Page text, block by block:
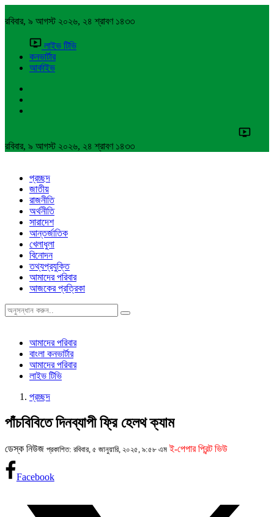
রবিবার, ৯ আগস্ট ২০২৬, ২৪ শ্রাবণ ১৪৩৩
লাইভ টিভি
কনভার্টার
আর্কাইভ
রবিবার, ৯ আগস্ট ২০২৬, ২৪ শ্রাবণ ১৪৩৩
প্রচ্ছদ
জাতীয়
রাজনীতি
অর্থনীতি
সারাদেশ
আন্তর্জাতিক
খেলাধুলা
বিনোদন
তথ্যপ্রযুক্তি
আমাদের পরিবার
আজকের প্রত্রিকা
আমাদের পরিবার
বাংলা কনভার্টার
আমাদের পরিবার
লাইভ টিভি
প্রচ্ছদ
পাঁচবিবিতে দিনব্যাপী ফ্রি হেলথ ক্যাম
ডেস্ক নিউজ প্রকাশিত: রবিবার, ৫ জানুয়ারি, ২০২৫, ৯:৫৮ এম ই-পেপার প্রিন্ট ভিউ
Facebook